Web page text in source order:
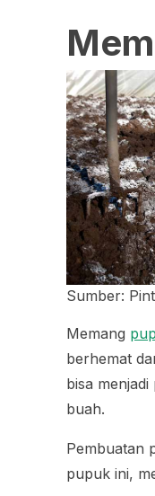
Sumber:
Memang
berhemat
bisa
buah.
Pembuatan
pupuk ini,